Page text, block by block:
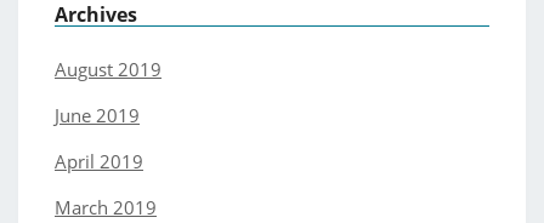
Archives
August 2019
June 2019
April 2019
March 2019